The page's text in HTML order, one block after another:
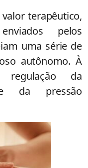
terapêutico,
pelos
uma série de
autônomo. À
regulação da
da pressão